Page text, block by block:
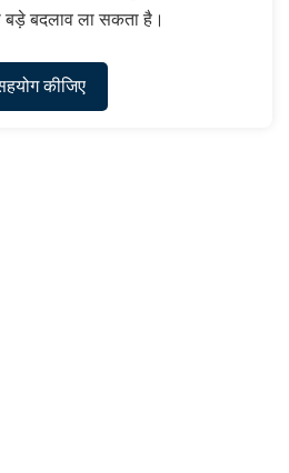
बड़े बदलाव ला सकता है।
कीजिए